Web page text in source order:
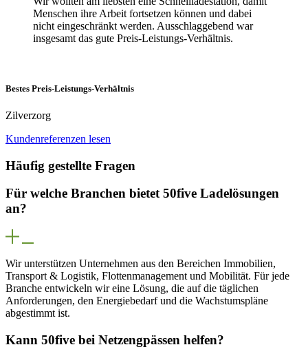
Menschen ihre Arbeit fortsetzen können und dabei
nicht eingeschränkt werden. Ausschlaggebend war
insgesamt das gute Preis-Leistungs-Verhältnis.
Bestes Preis-Leistungs-Verhältnis
Zilverzorg
Kundenreferenzen lesen
Häufig gestellte Fragen
Für welche Branchen bietet 50five Ladelösungen
an?
Wir unterstützen Unternehmen aus den Bereichen Immobilien,
Transport & Logistik, Flottenmanagement und Mobilität. Für jede
Branche entwickeln wir eine Lösung, die auf die täglichen
Anforderungen, den Energiebedarf und die Wachstumspläne
abgestimmt ist.
Kann 50five bei Netzengpässen helfen?